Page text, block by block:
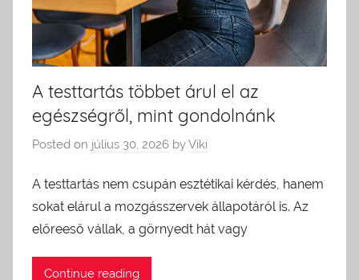
A testtartás többet árul el az
egészségről, mint gondolnánk
Posted on július 30, 2026 byViki
A testtartás nem csupán esztétikai kérdés, hanem
sokat elárul a mozgásszervek állapotáról is. Az
előreeső vállak, a görnyedt hát vagy
Continue reading